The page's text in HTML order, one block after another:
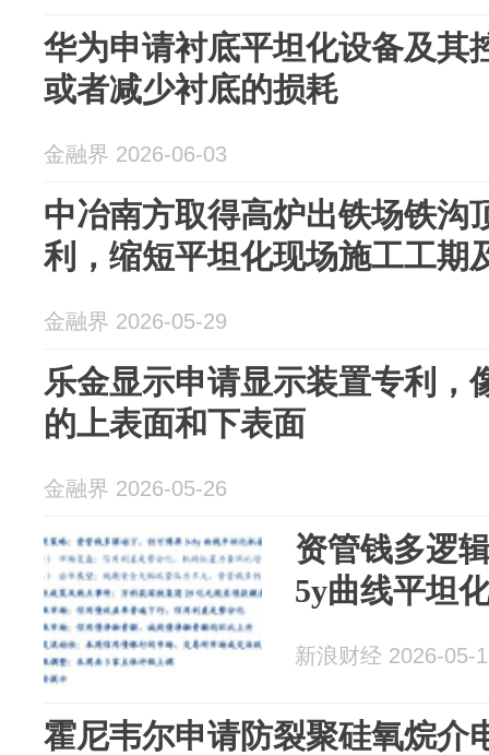
华为申请衬底平坦化设备及其
或者减少衬底的损耗
金融界 2026-06-03
中冶南方取得高炉出铁场铁沟
利，缩短平坦化现场施工工期
金融界 2026-05-29
乐金显示申请显示装置专利，
的上表面和下表面
金融界 2026-05-26
资管钱多逻
5y曲线平坦
新浪财经 2026-05-
霍尼韦尔申请防裂聚硅氧烷介